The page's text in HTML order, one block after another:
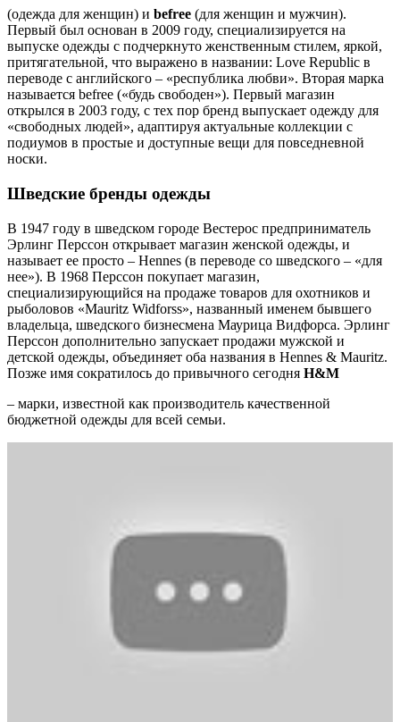
(одежда для женщин) и befree (для женщин и мужчин).
Первый был основан в 2009 году, специализируется на
выпуске одежды с подчеркнуто женственным стилем, яркой,
притягательной, что выражено в названии: Love Republic в
переводе с английского – «республика любви». Вторая марка
называется befree («будь свободен»). Первый магазин
открылся в 2003 году, с тех пор бренд выпускает одежду для
«свободных людей», адаптируя актуальные коллекции с
подиумов в простые и доступные вещи для повседневной
носки.
Шведские бренды одежды
В 1947 году в шведском городе Вестерос предприниматель
Эрлинг Перссон открывает магазин женской одежды, и
называет ее просто – Hennes (в переводе со шведского – «для
нее»). В 1968 Перссон покупает магазин,
специализирующийся на продаже товаров для охотников и
рыболовов «Mauritz Widforss», названный именем бывшего
владельца, шведского бизнесмена Маурица Видфорса. Эрлинг
Перссон дополнительно запускает продажи мужской и
детской одежды, объединяет оба названия в Hennes & Mauritz.
Позже имя сократилось до привычного сегодня H&M
– марки, известной как производитель качественной
бюджетной одежды для всей семьи.